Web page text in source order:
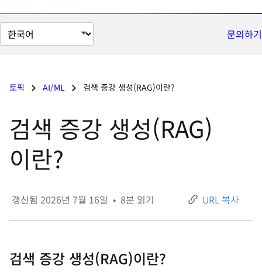
페
이
어
문의하기
토픽 AI/ML 검색 증강 생성(RAG)이란?
검색 증강 생성(RAG)
이란?
갱신됨 2026년 7월 16일 • 8분 읽기 URL 복사
검색 증강 생성(RAG)이란?